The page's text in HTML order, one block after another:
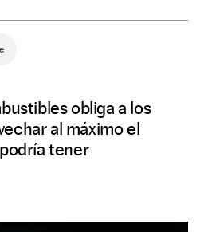
obliga a los
al máximo el
tener